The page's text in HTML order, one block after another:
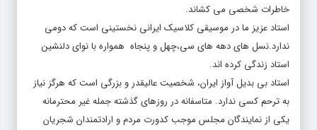
خاطرات شخصی می کشاند.
استاد عزیز ما در موسیقی کلاسیک ایرانی نخستینی است که دومی
ندارد.نسل های دهه های سی،چهل و پنجاه همواره با نوای دلنشین
استاد زندگی کرده اند.
استاد بی بدیل آواز ایران، شخصیت عالیقدر و بزرگی است که هرگز نیاز
به ترحم کسی ندارد. متاسفانه در روزهای گذشته جمله غیر محترمانه
یکی از نمایندگان مجلس موجب کدورت مردم و ارادتمندان شجریان